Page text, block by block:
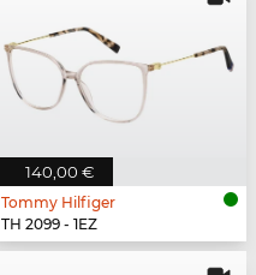
140,00 €
Tommy Hilfiger
TH 2099 - 1EZ